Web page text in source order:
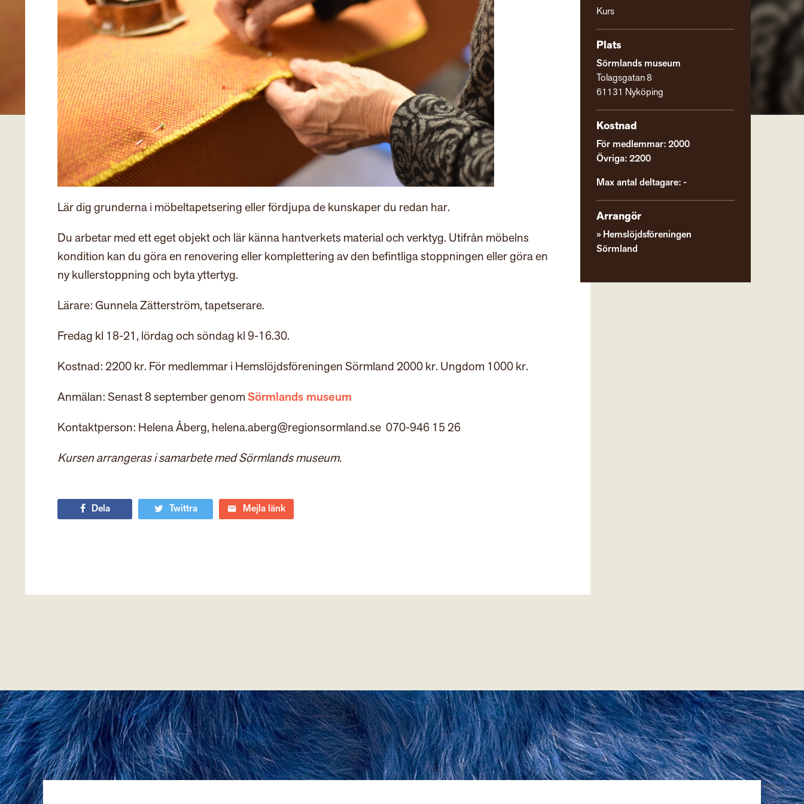
Lär dig grunderna i möbeltapetsering eller fördjupa de kunskaper du redan har.
Du arbetar med ett eget objekt och lär känna hantverkets material och verktyg. Utifrån möbelns
kondition kan du göra en renovering eller komplettering av den befintliga stoppningen eller göra en
ny kullerstoppning och byta yttertyg.
Lärare: Gunnela Zätterström, tapetserare.
Fredag kl 18-21, lördag och söndag kl 9-16.30.
Kostnad: 2200 kr. För medlemmar i Hemslöjdsföreningen Sörmland 2000 kr. Ungdom 1000 kr.
Anmälan: Senast 8 september genomSörmlands museum
Kontaktperson: Helena Åberg, helena.aberg@regionsormland.se 070-946 15 26
Kursen arrangeras i samarbete med Sörmlands museum.
Dela Twittra Mejla länk
Kurs
Plats
Sörmlands museum
Tolagsgatan 8
61131 Nyköping
Kostnad
För medlemmar: 2000
Övriga: 2200
Max antal deltagare: -
Arrangör
Hemslöjdsföreningen
Sörmland